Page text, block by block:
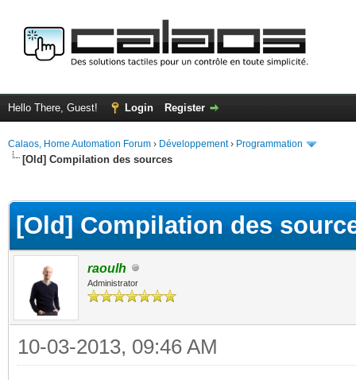
Hello There, Guest! Login Register
Calaos, Home Automation Forum › Développement› Programmation
[Old] Compilation des sources
[Old] Compilation des
raoulh
Administrator
10-03-2013, 09:46 AM